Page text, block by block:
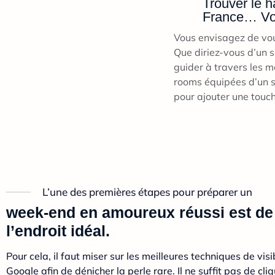
Trouver le
France…
Vous envisagez de
Que diriez-vous d’un
guider à travers les
rooms équipées
pour ajouter une
L’une des premières étapes pour préparer un
week-end en amoureux réussi est
l’endroit idéal.
Pour cela, il faut miser sur les meilleures techniques de
Google afin de dénicher la perle rare. Il ne suffit pas de